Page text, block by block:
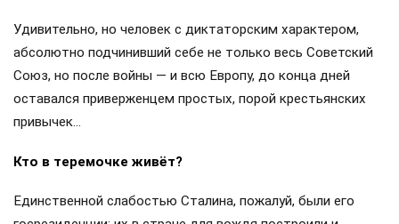
Удивительно, но человек с диктаторским характером,
абсолютно подчинивший себе не только весь Советский
Союз, но после войны — и всю Европу, до конца дней
оставался приверженцем простых, порой крестьянских
привычек…
Кто в теремочке живёт?
Единственной слабостью Сталина, пожалуй, были его